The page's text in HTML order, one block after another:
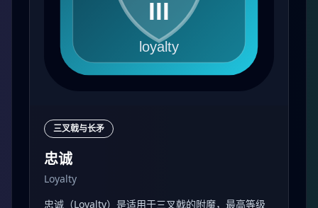
三叉戟与长矛
忠诚
Loyalty
忠诚（Loyalty）是适用于三叉戟的附魔，最高等级